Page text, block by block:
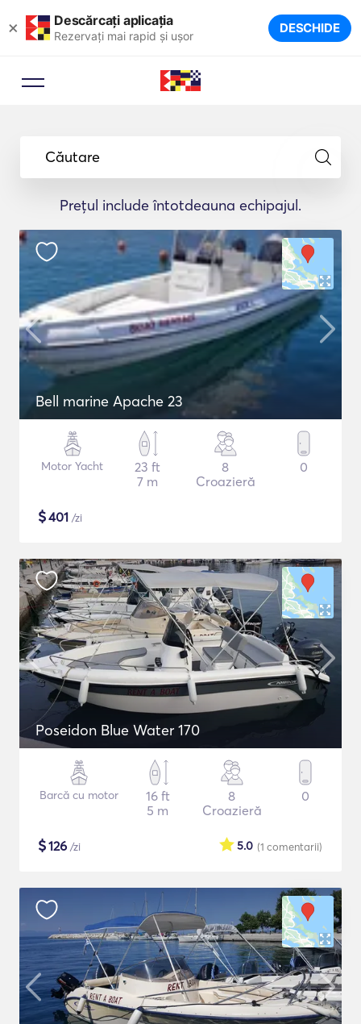
× Descărcați aplicația
Rezervați mai rapid și ușor DESCHIDE
Căutare
Prețul include întotdeauna echipajul.
Bell marine Apache 23
Motor Yacht
23 ft
7 m
8
Croazieră
0
$401 /zi
Poseidon Blue Water 170
Barcă cu motor
16 ft
5 m
8
Croazieră
0
$126 /zi (1 comentarii)
5.0